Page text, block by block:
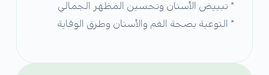
* تبييض الأسنان وتحسين المظهر الجمالي
* التوعية بصحة الفم والأسنان وطرق الوقاية